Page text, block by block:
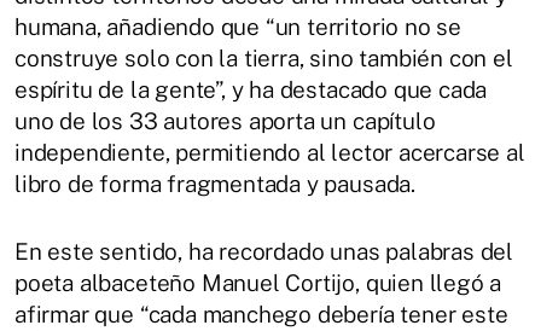
humana, añadiendo que “un territorio no se
construye solo con la tierra, sino también con el
espíritu de la gente”, y ha destacado que cada
uno de los 33 autores aporta un capítulo
independiente, permitiendo al lector acercarse al
libro de forma fragmentada y pausada.
En este sentido, ha recordado unas palabras del
poeta albaceteño Manuel Cortijo, quien llegó a
afirmar que “cada manchego debería tener este